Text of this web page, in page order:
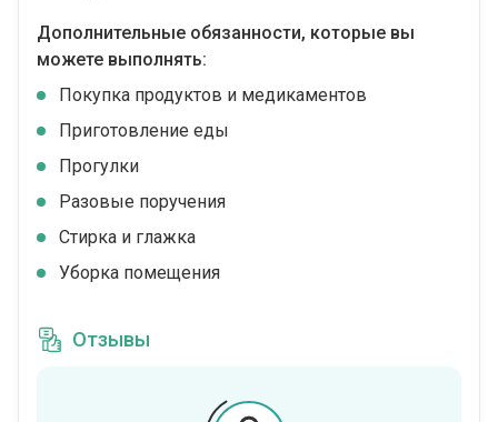
Дополнительные обязанности, которые вы
можете выполнять:
Покупка продуктов и медикаментов
Приготовление еды
Прогулки
Разовые поручения
Стирка и глажка
Уборка помещения
Отзывы